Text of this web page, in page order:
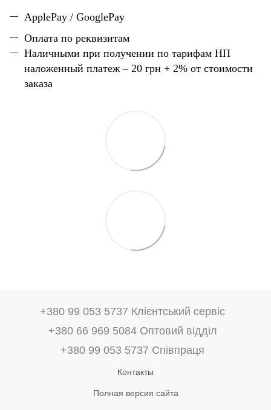
ApplePay / GooglePay
Оплата по реквизитам
Наличными при получении по тарифам НП
наложенный платеж – 20 грн + 2% от стоимости
заказа
+380 99 053 5737 Клієнтський сервіс
+380 66 969 5084 Оптовий відділ
+380 99 053 5737 Співпраця
Контакты
Полная версия сайта